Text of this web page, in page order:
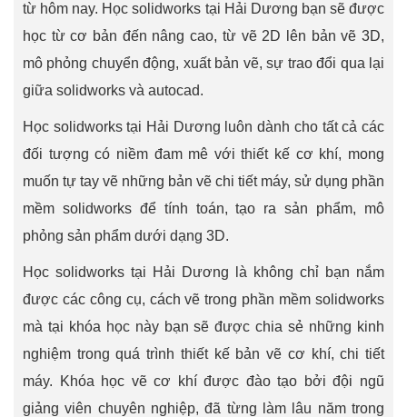
từ hôm nay. Học solidworks tại Hải Dương bạn sẽ được
học từ cơ bản đến nâng cao, từ vẽ 2D lên bản vẽ 3D,
mô phỏng chuyển động, xuất bản vẽ, sự trao đổi qua lại
giữa solidworks và autocad.
Học solidworks tại Hải Dương luôn dành cho tất cả các
đối tượng có niềm đam mê với thiết kế cơ khí, mong
muốn tự tay vẽ những bản vẽ chi tiết máy, sử dụng phần
mềm solidworks để tính toán, tạo ra sản phẩm, mô
phỏng sản phẩm dưới dạng 3D.
Học solidworks tại Hải Dương là không chỉ bạn nắm
được các công cụ, cách vẽ trong phần mềm solidworks
mà tại khóa học này bạn sẽ được chia sẻ những kinh
nghiệm trong quá trình thiết kế bản vẽ cơ khí, chi tiết
máy. Khóa học vẽ cơ khí được đào tạo bởi đội ngũ
giảng viên chuyên nghiệp, đã từng làm lâu năm trong